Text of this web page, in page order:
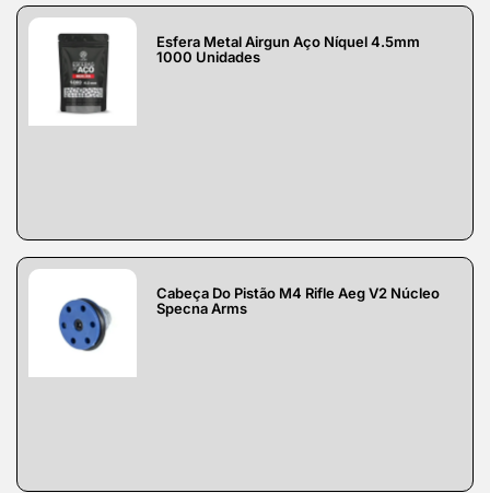
Esfera Metal Airgun Aço Níquel 4.5mm
1000 Unidades
Cabeça Do Pistão M4 Rifle Aeg V2 Núcleo
Specna Arms